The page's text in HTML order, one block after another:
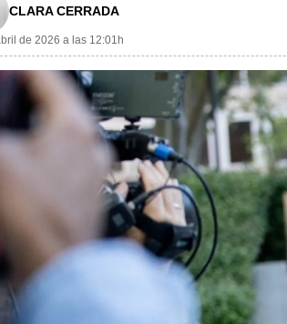
CLARA CERRADA
de 2026 a las 12:01h